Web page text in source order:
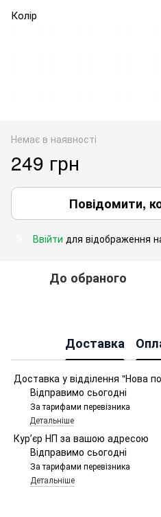
Колір
Немає в наявності
249 грн
Повідомити,
Ввійти для відображення
До обраного
Доставка
Доставка у відділення "Нова
Відправимо сьогодні
За тарифами перевізника
Детальніше
Курʼєр НП за вашою адресою
Відправимо сьогодні
За тарифами перевізника
Детальніше